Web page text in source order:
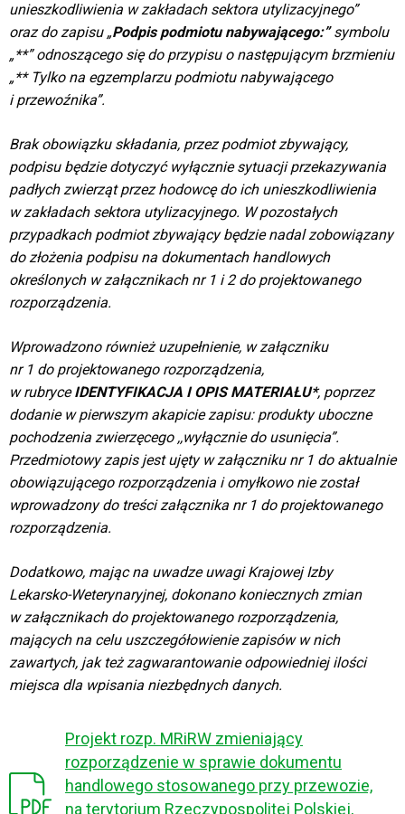
unieszkodliwienia w zakładach sektora utylizacyjnego”
oraz do zapisu „Podpis podmiotu nabywającego:”symbolu
„**” odnoszącego się do przypisu o następującym brzmieniu
„** Tylko na egzemplarzu podmiotu nabywającego
i przewoźnika”.
Brak obowiązku składania, przez podmiot zbywający,
podpisu będzie dotyczyć wyłącznie sytuacji przekazywania
padłych zwierząt przez hodowcę do ich unieszkodliwienia
w zakładach sektora utylizacyjnego. W pozostałych
przypadkach podmiot zbywający będzie nadal zobowiązany
do złożenia podpisu na dokumentach handlowych
określonych w załącznikach nr 1 i 2 do projektowanego
rozporządzenia.
Wprowadzono również uzupełnienie, w załączniku
nr 1 do projektowanego rozporządzenia,
w rubryceIDENTYFIKACJA I OPIS MATERIAŁU*, poprzez
dodanie w pierwszym akapicie zapisu: produkty uboczne
pochodzenia zwierzęcego ,,wyłącznie do usunięcia”.
Przedmiotowy zapis jest ujęty w załączniku nr 1 do aktualnie
obowiązującego rozporządzenia i omyłkowo nie został
wprowadzony do treści załącznika nr 1 do projektowanego
rozporządzenia.
Dodatkowo, mając na uwadze uwagi Krajowej Izby
Lekarsko-Weterynaryjnej, dokonano koniecznych zmian
w załącznikach do projektowanego rozporządzenia,
mających na celu uszczegółowienie zapisów w nich
zawartych, jak też zagwarantowanie odpowiedniej ilości
miejsca dla wpisania niezbędnych danych.
Projekt rozp. MRiRW zmieniający
rozporządzenie w sprawie dokumentu
handlowego stosowanego przy przewozie,
na terytorium Rzeczypospolitej Polskiej,